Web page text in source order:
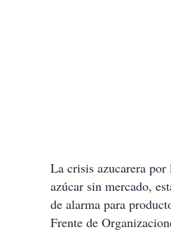
La crisis azucarera por
azúcar sin mercado,
de alarma para
Frente de